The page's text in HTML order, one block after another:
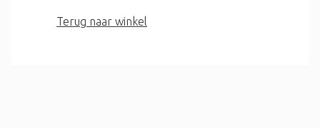
Terug naar winkel